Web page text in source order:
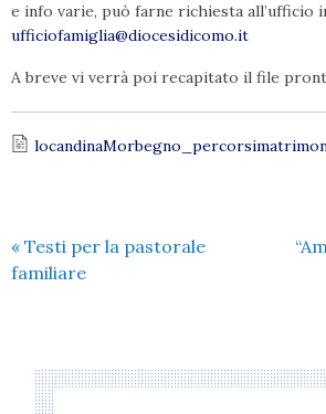
e info varie, può farne richiesta all’ufficio
ufficiofamiglia@diocesidicomo.it
A breve vi verrà poi recapitato il file
« Testi per la pastorale
familiare